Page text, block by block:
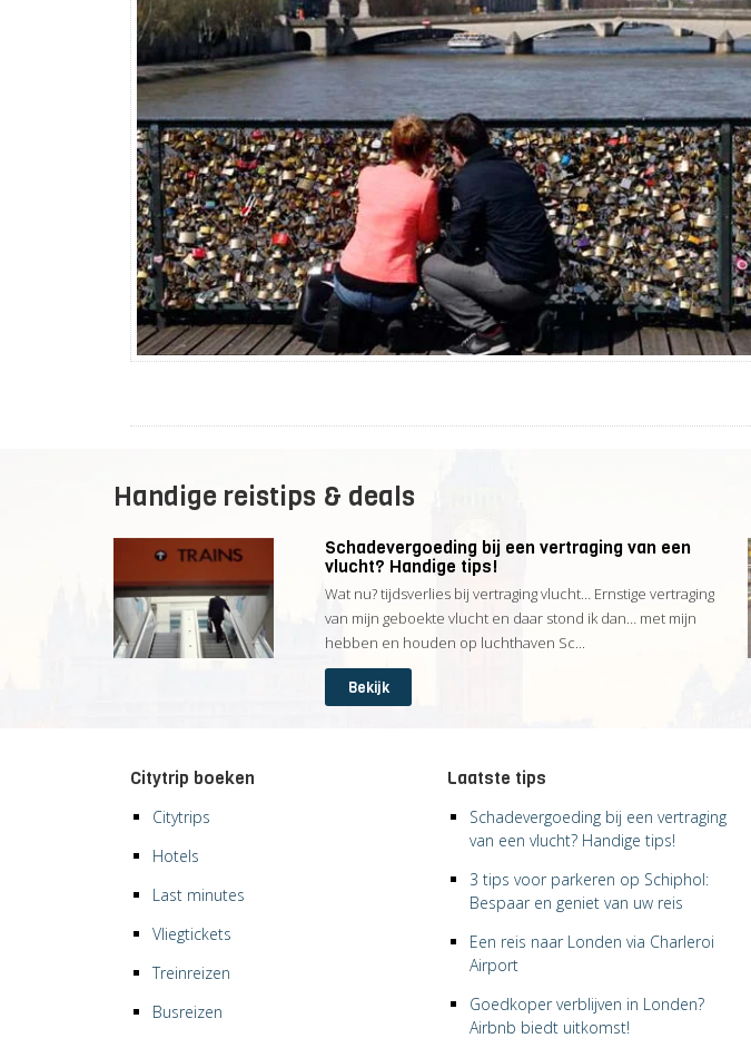
Handige reistips & deals
Schadevergoeding bij een vertraging van een
vlucht? Handige tips!
Wat nu? tijdsverlies bij vertraging vlucht… Ernstige vertraging
van mijn geboekte vlucht en daar stond ik dan… met mijn
hebben en houden op luchthaven Sc...
Bekijk
Citytrip boeken
Citytrips
Hotels
Last minutes
Vliegtickets
Treinreizen
Busreizen
Laatste tips
Schadevergoeding bij een vertraging
van een vlucht? Handige tips!
3 tips voor parkeren op Schiphol:
Bespaar en geniet van uw reis
Een reis naar Londen via Charleroi
Airport
Goedkoper verblijven in Londen?
Airbnb biedt uitkomst!